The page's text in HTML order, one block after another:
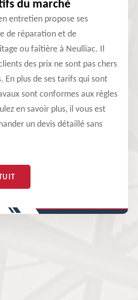
du marché
entretien propose ses
de réparation et de
ou faîtière à Neulliac. Il
des prix ne sont pas chers
plus de ses tarifs qui sont
sont conformes aux règles
en savoir plus, il vous est
un devis détaillé sans